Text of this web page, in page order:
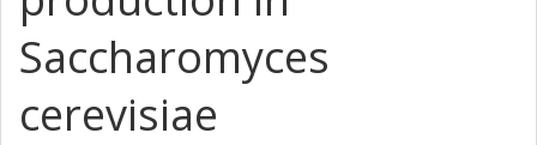
Saccharomyces
cerevisiae